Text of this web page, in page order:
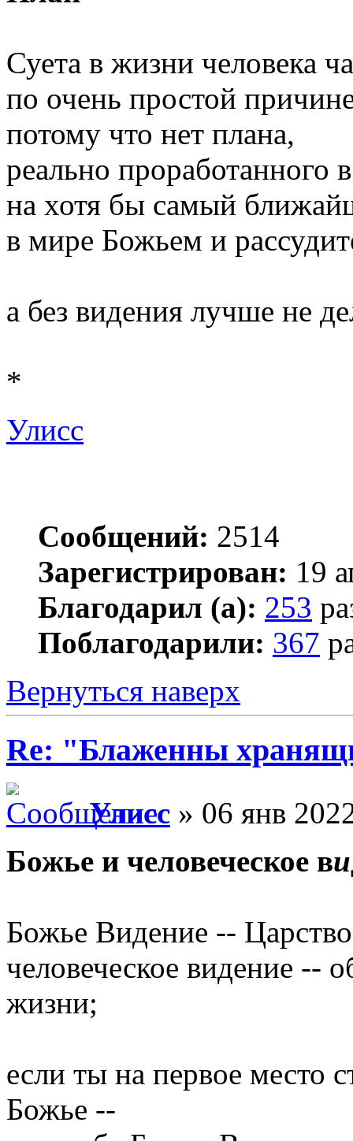
Суета в жизни человека
по очень простой
потому что нет плана,
реально проработанного в
на хотя бы самый
в мире Божьем и
а без видения лучше не
*
Улисс
Сообщений: 2514
Зарегистрирован: 19
Благодарил (а): 253
Поблагодарили: 367
Вернуться наверх
Re: "Блаженны
Улисс » 06 янв
Божье и человеческое ви
Божье Видение --
человеческое видение --
жизни;
если ты на первое место
Божье --